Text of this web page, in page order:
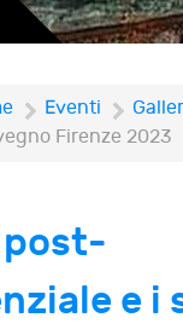
Eventi
Firenze 2023
post-
e i